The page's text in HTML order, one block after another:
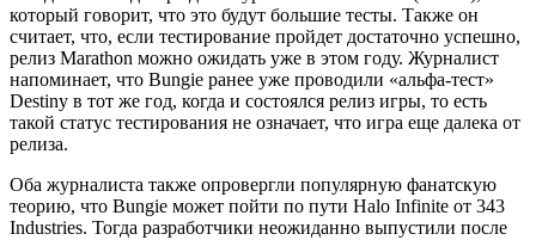
который говорит, что это будут большие тесты. Также он
считает, что, если тестирование пройдет достаточно успешно,
релиз Marathon можно ожидать уже в этом году. Журналист
напоминает, что Bungie ранее уже проводили «альфа-тест»
Destiny в тот же год, когда и состоялся релиз игры, то есть
такой статус тестирования не означает, что игра еще далека от
релиза.
Оба журналиста также опровергли популярную фанатскую
теорию, что Bungie может пойти по пути Halo Infinite от 343
Industries. Тогда разработчики неожиданно выпустили после